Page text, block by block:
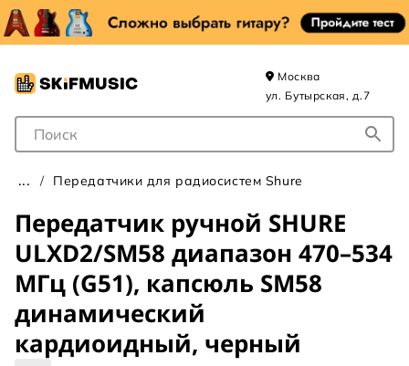
Поле для Поиска
Москва
ул. Бутырская, д.7
Передатчики для радиосистем Shure
Передатчик ручной SHURE
ULXD2/SM58 диапазон 470–534
МГц (G51), капсюль SM58
динамический
кардиоидный, черный